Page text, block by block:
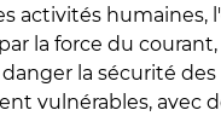
activités humaines,
la force du
la sécurité des
vulnérables, avec